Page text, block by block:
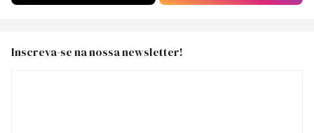
Inscreva-se na nossa newsletter!